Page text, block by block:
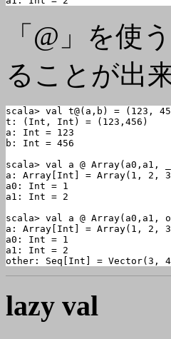
「@」を使
ることが出
scala> val t@(a,b) = (123,
t: (Int, Int) = (123,456)
a: Int = 123
b: Int = 456
scala> val a @ Array(a0,a1,
a: Array[Int] = Array(1, 2,
a0: Int = 1
a1: Int = 2
scala> val a @ Array(a0,a1,
a: Array[Int] = Array(1, 2,
a0: Int = 1
a1: Int = 2
other: Seq[Int] = Vector(3,
lazy val